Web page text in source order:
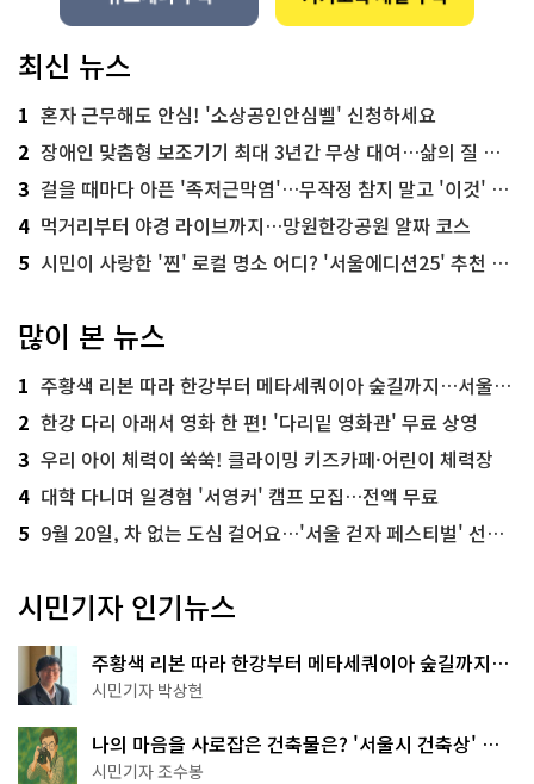
최신 뉴스
1 혼자 근무해도 안심! '소상공인안심벨' 신청하세요
2 장애인 맞춤형 보조기기 최대 3년간 무상 대여…삶의 질 높인다
3 걸을 때마다 아픈 '족저근막염'…무작정 참지 말고 '이것' 해보세요!
4 먹거리부터 야경 라이브까지…망원한강공원 알짜 코스
5 시민이 사랑한 '찐' 로컬 명소 어디? '서울에디션25' 추천 코스
많이 본 뉴스
1 주황색 리본 따라 한강부터 메타세쿼이아 숲길까지…서울둘레길 15코스
2 한강 다리 아래서 영화 한 편! '다리밑 영화관' 무료 상영
3 우리 아이 체력이 쑥쑥! 클라이밍 키즈카페·어린이 체력장
4 대학 다니며 일경험 '서영커' 캠프 모집…전액 무료
5 9월 20일, 차 없는 도심 걸어요…'서울 걷자 페스티벌' 선착순 5천명
시민기자 인기뉴스
주황색 리본 따라 한강부터 메타세쿼이아 숲길까지…
서울둘레길 15코스
시민기자 박상현
나의 마음을 사로잡은 건축물은? '서울시 건축상' 수
상작 공개!
시민기자 조수봉